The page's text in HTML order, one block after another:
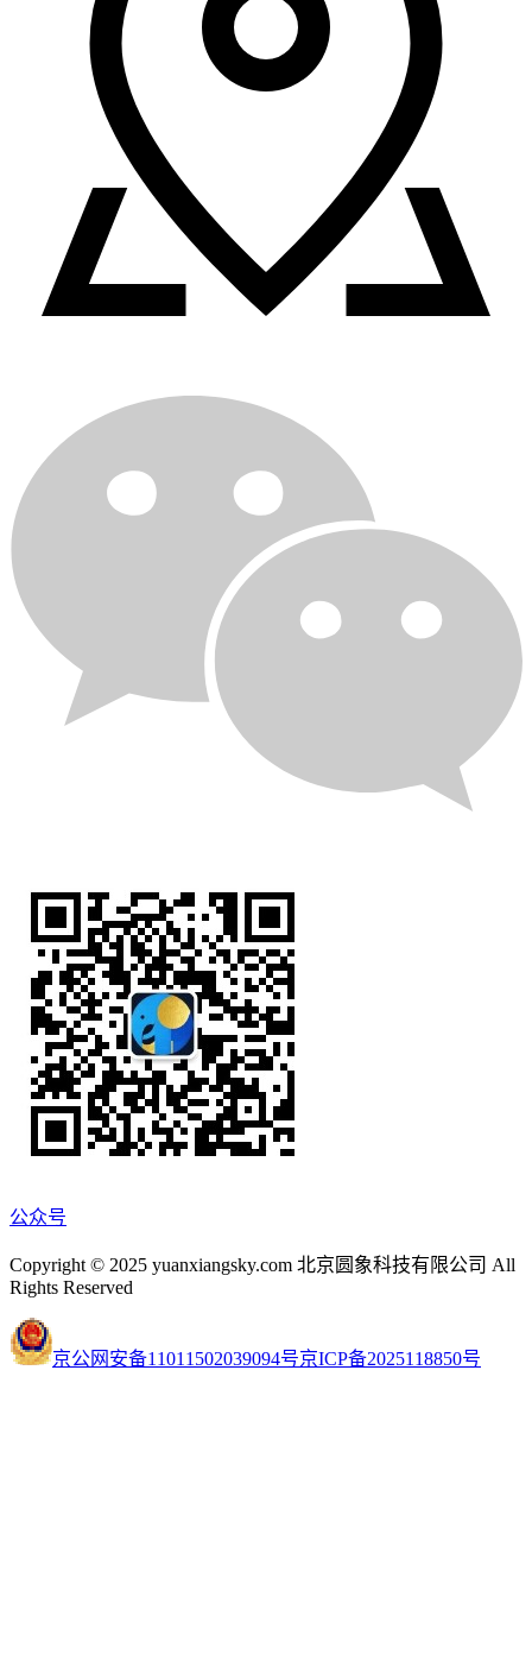
公众号
Copyright © 2025 yuanxiangsky.com 北京圆象科技有限公司 All
Rights Reserved
京公网安备11011502039094号京ICP备2025118850号